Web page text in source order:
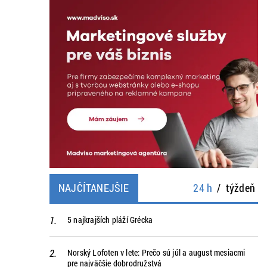
NAJČÍTANEJŠIE 24 h / týždeň
5 najkrajších pláží Grécka
Norský Lofoten v lete: Prečo sú júl a august mesiacmi
pre najväčšie dobrodružstvá